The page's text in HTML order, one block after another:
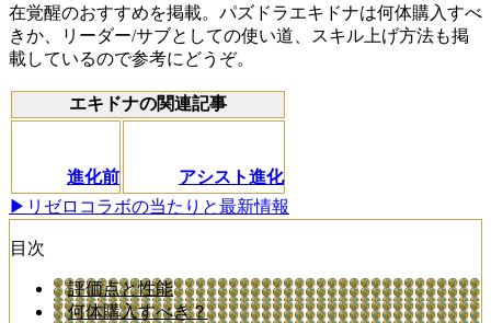
在覚醒のおすすめを掲載。パズドラエキドナは何体購入すべ
きか、リーダー/サブとしての使い道、スキル上げ方法も掲
載しているので参考にどうぞ。
エキドナの関連記事
進化前
アシスト進化
▶リゼロコラボの当たりと最新情報
目次
評価点と性能
何体購入すべき？